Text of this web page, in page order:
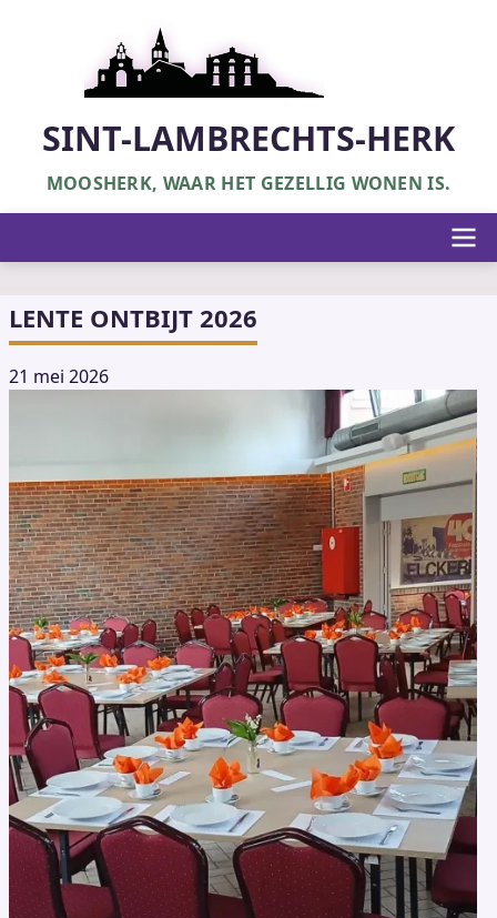
SINT-LAMBRECHTS-HERK
MOOSHERK, WAAR HET GEZELLIG WONEN IS.
LENTE ONTBIJT 2026
21 mei 2026